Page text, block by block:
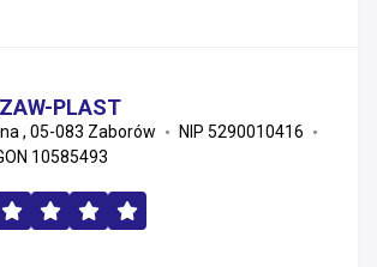
PLAST
, 05-083 Zaborów
NIP 5290010416
10585493